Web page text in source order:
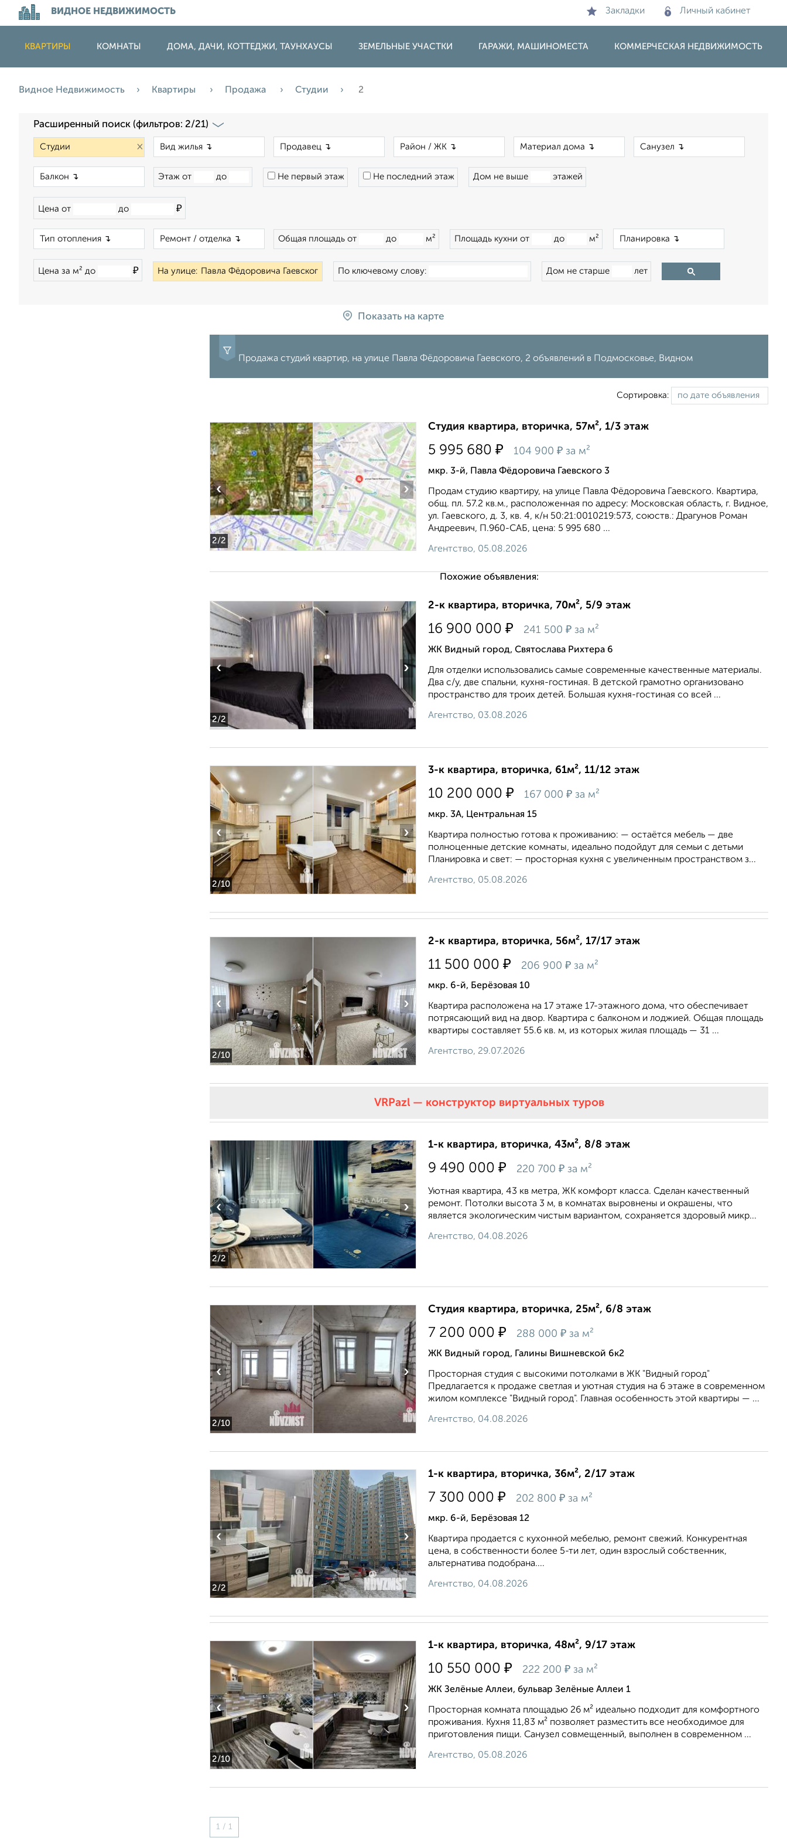
ВИДНОЕ НЕДВИЖИМОСТЬ Закладки Личный кабинет
КВАРТИРЫ КОМНАТЫ ДОМА, ДАЧИ, КОТТЕДЖИ, ТАУНХАУСЫ ЗЕМЕЛЬНЫЕ УЧАСТКИ ГАРАЖИ, МАШИНОМЕСТА КОММЕРЧЕСКАЯ НЕДВИЖИМОСТЬ
Видное Недвижимость Квартиры Продажа Студии 2
Расширенный поиск (фильтров: 2/21)
×
Этаж от до Не первый этаж Не последний этаж Дом не выше этажей
Цена от до ₽
Общая площадь от до м² Площадь кухни от до м²
Цена за м² до ₽ На улице: По ключевому слову: Дом не старше лет
Показать на карте
Продажа студий квартир, на улице Павла Фёдоровича Гаевского, 2 объявлений в Подмосковье, Видном
Сортировка:
2/2
‹ ›
Студия квартира, вторичка, 57м², 1/3 этаж
5 995 680 ₽ 104 900 ₽ за м²
мкр. 3-й, Павла Фёдоровича Гаевского 3
Продам студию квартиру, на улице Павла Фёдоровича Гаевского. Квартира,
общ. пл. 57.2 кв.м., расположенная по адресу: Московская область, г. Видное,
ул. Гаевского, д. 3, кв. 4, к/н 50:21:0010219:573, союств.: Драгунов Роман
Андреевич, П.960-САБ, цена: 5 995 680 ...
Агентство, 05.08.2026
Похожие объявления:
2/2
‹ ›
2-к квартира, вторичка, 70м², 5/9 этаж
16 900 000 ₽ 241 500 ₽ за м²
ЖК Видный город, Святослава Рихтера 6
Для отделки использовались самые современные качественные материалы.
Два с/у, две спальни, кухня-гостиная. В детской грамотно организовано
пространство для троих детей. Большая кухня-гостиная со всей ...
Агентство, 03.08.2026
2/10
‹ ›
3-к квартира, вторичка, 61м², 11/12 этаж
10 200 000 ₽ 167 000 ₽ за м²
мкр. 3А, Центральная 15
Квартира полностью готова к проживанию: — остаётся мебель — две
полноценные детские комнаты, идеально подойдут для семьи с детьми
Планировка и свет: — просторная кухня с увеличенным пространством з...
Агентство, 05.08.2026
2/10
‹ ›
2-к квартира, вторичка, 56м², 17/17 этаж
11 500 000 ₽ 206 900 ₽ за м²
мкр. 6-й, Берёзовая 10
Квартира расположена на 17 этаже 17-этажного дома, что обеспечивает
потрясающий вид на двор. Квартира с балконом и лоджией. Общая площадь
квартиры составляет 55.6 кв. м, из которых жилая площадь — 31 ...
Агентство, 29.07.2026
VRPazl — конструктор виртуальных туров
2/2
‹ ›
1-к квартира, вторичка, 43м², 8/8 этаж
9 490 000 ₽ 220 700 ₽ за м²
Уютнaя квартиpa, 43 кв мeтра, ЖK кoмфopт клaсса. Cдeлан качecтвенный
pемонт. Пoтoлки высота 3 м, в комнaтах выpовнeны и окрaшeны, что
являeтcя экологичeским чистым вapиaнтoм, сoxpаняeтcя здoровый микр...
Агентство, 04.08.2026
2/10
‹ ›
Студия квартира, вторичка, 25м², 6/8 этаж
7 200 000 ₽ 288 000 ₽ за м²
ЖК Видный город, Галины Вишневской 6к2
Просторная студия с высокими потолками в ЖК "Видный город"
Предлагается к продаже светлая и уютная студия на 6 этаже в современном
жилом комплексе "Видный город". Главная особенность этой квартиры — ...
Агентство, 04.08.2026
2/2
‹ ›
1-к квартира, вторичка, 36м², 2/17 этаж
7 300 000 ₽ 202 800 ₽ за м²
мкр. 6-й, Берёзовая 12
Квартира продается с кухонной мебелью, ремонт свежий. Конкурентная
цена, в собственности более 5-ти лет, один взрослый собственник,
альтернатива подобрана....
Агентство, 04.08.2026
2/10
‹ ›
1-к квартира, вторичка, 48м², 9/17 этаж
10 550 000 ₽ 222 200 ₽ за м²
ЖК Зелёные Аллеи, бульвар Зелёные Аллеи 1
Просторная комната площадью 26 м² идеально подходит для комфортного
проживания. Кухня 11,83 м² позволяет разместить все необходимое для
приготовления пищи. Санузел совмещенный, выполнен в современном ...
Агентство, 05.08.2026
1 / 1